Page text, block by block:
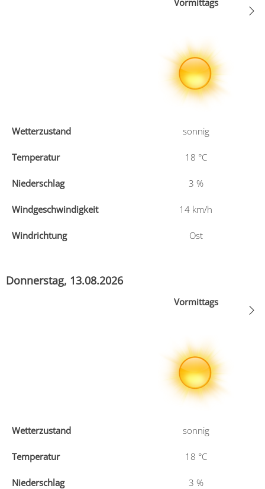
Vormittags
Wetterzustand sonnig
Temperatur 18 °C
Niederschlag 3 %
Windgeschwindigkeit 14 km/h
Windrichtung Ost
Donnerstag, 13.08.2026
Vormittags
Wetterzustand sonnig
Temperatur 18 °C
Niederschlag 3 %